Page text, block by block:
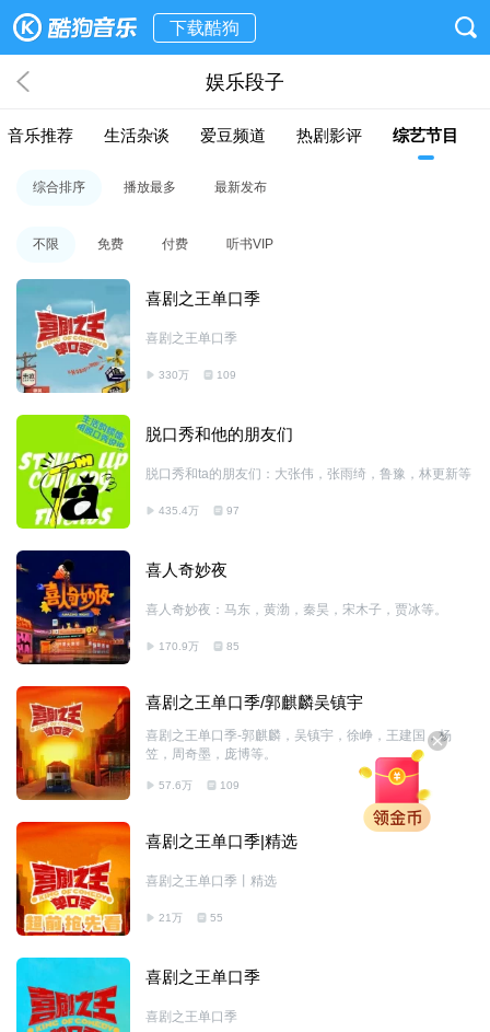
下载酷狗
娱乐段子
音乐推荐 生活杂谈 爱豆频道 热剧影评 综艺节目
综合排序 播放最多 最新发布
不限 免费 付费 听书VIP
喜剧之王单口季
喜剧之王单口季
330万 109
脱口秀和他的朋友们
脱口秀和ta的朋友们：大张伟，张雨绮，鲁豫，林更新等
435.4万 97
喜人奇妙夜
喜人奇妙夜：马东，黄渤，秦昊，宋木子，贾冰等。
170.9万 85
喜剧之王单口季/郭麒麟吴镇宇
喜剧之王单口季-郭麒麟，吴镇宇，徐峥，王建国，杨
笠，周奇墨，庞博等。
57.6万 109
喜剧之王单口季|精选
喜剧之王单口季丨精选
21万 55
喜剧之王单口季
喜剧之王单口季